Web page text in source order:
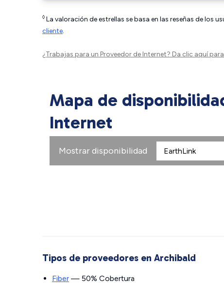
◊ La valoración de estrellas se basa en las reseñas de los
cliente.
¿Trabajas para un Proveedor de Internet? Da clic aquípara
Mapa de
Internet
Mostrar disponibilidad
Tipos de proveedores en Archibald
Fiber — 50% Cobertura